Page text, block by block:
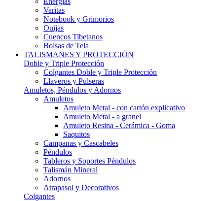
Varitas
Notebook y Grimorios
Ouijas
Cuencos Tibetanos
Bolsas de Tela
TALISMANES Y PROTECCIÓN
Doble y Triple Protección
Colgantes Doble y Triple Protección
Llaveros y Pulseras
Amuletos, Péndulos y Adornos
Amuletos
Amuleto Metal - con cartón explicativo
Amuleto Metal - a granel
Amuleto Resina - Cerámica - Goma
Saquitos
Campanas y Cascabeles
Péndulos
Tableros y Soportes Péndulos
Talismán Mineral
Adornos
Atrapasol y Decorativos
Colgantes